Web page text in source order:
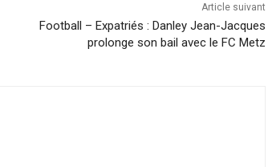
Article suivant
Football – Expatriés : Danley Jean-Jacques
prolonge son bail avec le FC Metz